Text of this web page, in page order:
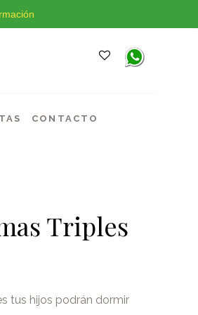
CONTACTO
Triples
tus hijos podrán dormir